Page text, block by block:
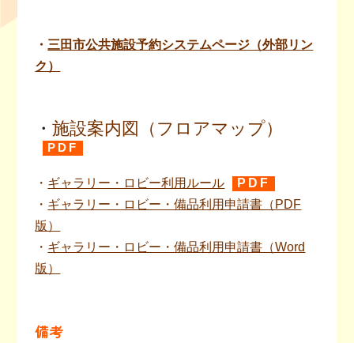
・ 三田市公共施設予約システムページ（外部リン
ク）
・施設案内図（フロアマップ）
PDF
・ ギャラリー・ロビー利用ルール
PDF
・ ギャラリー・ロビー・備品利用申請書（PDF
版）
・ ギャラリー・ロビー・備品利用申請書（Word
版）
備考